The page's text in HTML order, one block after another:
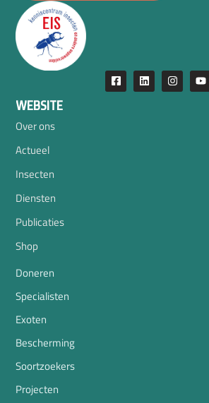
WEBSITE
Over ons
Actueel
Insecten
Diensten
Publicaties
Shop
Doneren
Specialisten
Exoten
Bescherming
Soortzoekers
Projecten